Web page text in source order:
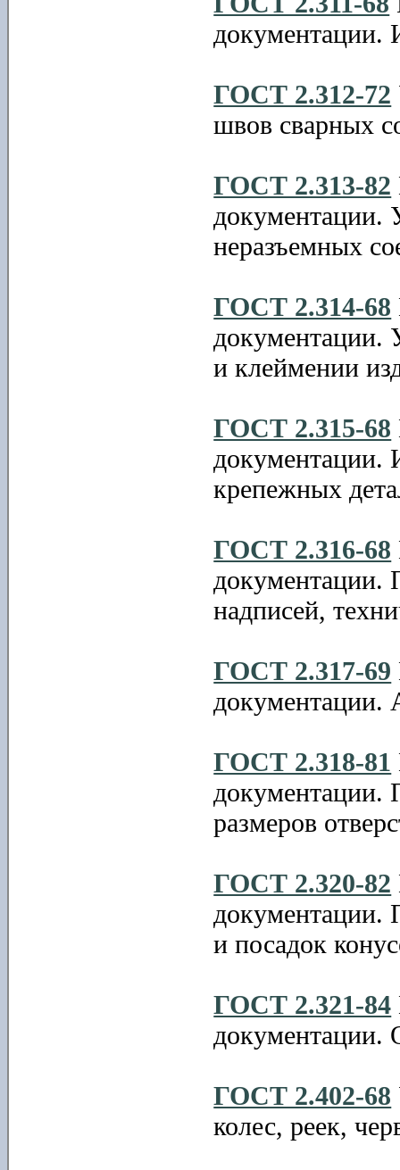
документации.
ГОСТ 2.312-72
швов сварных
ГОСТ 2.313-82
документации.
неразъемных
ГОСТ 2.314-68
документации.
и клеймении
ГОСТ 2.315-68
документации.
крепежных
ГОСТ 2.316-68
документации.
надписей,
ГОСТ 2.317-69
документации.
ГОСТ 2.318-81
документации.
размеров
ГОСТ 2.320-82
документации.
и посадок
ГОСТ 2.321-84
документации.
ГОСТ 2.402-68
колес, реек,